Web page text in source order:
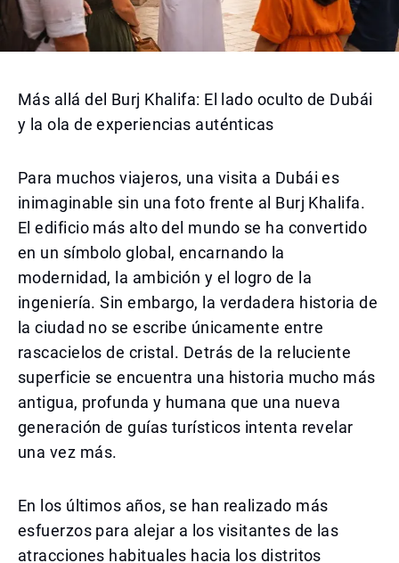
Más allá del Burj Khalifa: El lado oculto de Dubái
y la ola de experiencias auténticas
Para muchos viajeros, una visita a Dubái es
inimaginable sin una foto frente al Burj Khalifa.
El edificio más alto del mundo se ha convertido
en un símbolo global, encarnando la
modernidad, la ambición y el logro de la
ingeniería. Sin embargo, la verdadera historia de
la ciudad no se escribe únicamente entre
rascacielos de cristal. Detrás de la reluciente
superficie se encuentra una historia mucho más
antigua, profunda y humana que una nueva
generación de guías turísticos intenta revelar
una vez más.
En los últimos años, se han realizado más
esfuerzos para alejar a los visitantes de las
atracciones habituales hacia los distritos